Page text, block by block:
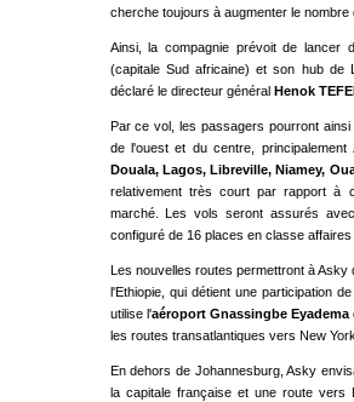
cherche toujours à augmenter le
Ainsi, la compagnie prévoit de lancer
(capitale Sud africaine) et son hub
déclaré le directeur général Henok
Par ce vol, les passagers pourront
de l'ouest et du centre, principalement
Douala, Lagos, Libreville, Niamey,
relativement très court par rapport à
marché. Les vols seront assurés
configuré de 16 places en classe
Les nouvelles routes permettront à
l'Ethiopie, qui détient une participation
utilise l'aéroport Gnassingbe Eyadema
les routes transatlantiques vers New
En dehors de Johannesburg, Asky
la capitale française et une route vers